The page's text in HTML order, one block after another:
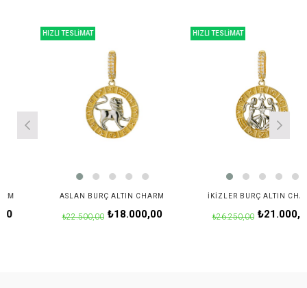
ASLAN BURÇ ALTIN CHARM
₺18.000,00
₺22.500,00
HIZLI TESLİMAT
İKIZLER BURÇ ALTIN CHARM
₺21.000,00
₺26.250,00
HIZLI TESLİMAT